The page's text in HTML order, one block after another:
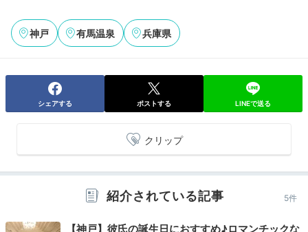
お部屋で頂く夕食は、旬の魚介類などを使った会席料
ゃぶや松葉ガニなど、高級食材を使ったプランが登場す
ることも。
keikoooko
料亭旅館ならではの味付けで美味しかったです。またワ
サービスでした。
神戸 有馬温泉 兵庫県
シェアする ポストする LINEで送る
クリップ
紹介されている記事 5件
【神戸】彼氏の誕生日におすすめ♪ロマンチックな